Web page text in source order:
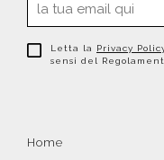
Letta la Privacy
sensi del
Home